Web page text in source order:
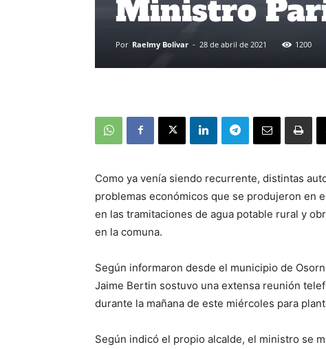
Ministro
Por Raelmy Bolivar - 28 de abril de 2021 1200
Como ya venía siendo recurrente, distintas
problemas económicos que se produjeron en
en las tramitaciones de agua potable rural y
en la comuna.
Según informaron desde el municipio de
Jaime Bertin sostuvo una extensa reunión
durante la mañana de este miércoles para
Según indicó el propio alcalde, el ministro se